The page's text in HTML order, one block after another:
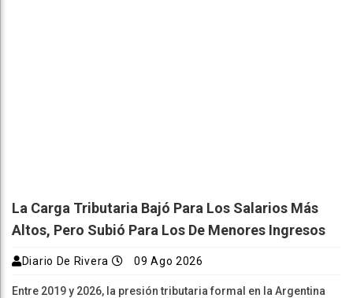
La Carga Tributaria Bajó Para Los Salarios Más
Altos, Pero Subió Para Los De Menores Ingresos
Diario De Rivera 09 Ago 2026
Entre 2019 y 2026, la presión tributaria formal en la Argentina